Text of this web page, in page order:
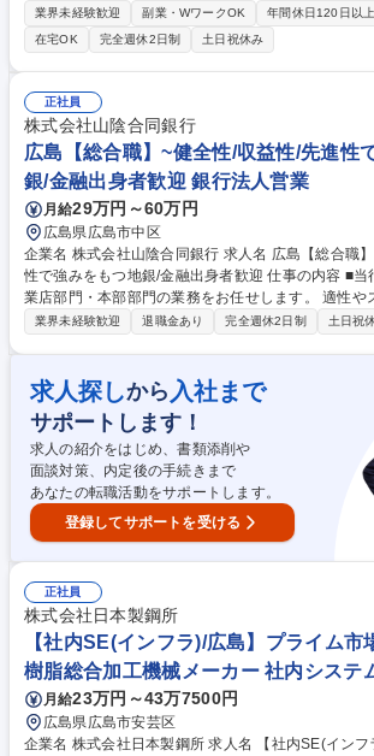
装置に使用する部品の調達業務をお任せします。広
国で利用されている車両に関わる業務です。 ■営業が受注した車両やブレ
ーキ装置の製造の必要な材料や部品をあらゆる資材
取りをしながら調達します。 【業務内容】■部品発
との連絡調整 ■既存サプライヤーへの発注量管理と
力調査・評価 ■試作品・初品発注取りまとめ ■転注対
サプライチェーン改善 ★製品の物流業務にも携わる
集職種 【広島/鉄道車両・ブレーキ部品の調達業務】
在宅勤務可
業界未経験歓迎 副業・WワークOK 年間休日120日以上
在宅OK
完全週休2日制 土日祝休み
正社員
株式会社山陰合同銀行
広島【総合職】~健全性/収益性/先進性
銀/金融出身者歓迎 銀行法人営業
月給29万円～60万円
広島県広島市中区
企業名 株式会社山陰合同銀行 求人名 広島【総合職】～健全性/収益性/先進
性で強みをもつ地銀/金融出身者歓迎 仕事の内容 ■当行の総合職として営
業店部門・本部部門の業務をお任せします。 適性やスキルに応じて最適な
ポジションをご用意いたします。 配属可能性がある部署は以下の通りとな
コンサルティング業務（M＆A、事業承継他） 国際業務、マーケット業務
等 ※将来的に当行の中核となっていきたいと考えております
島【総合職】～健全性/収益性/先進性で強みをもつ地
業界未経験歓迎 退職金あり 完全週休2日制 土日祝
求人探しから 入社まで
サポートします！
求人の紹介をはじめ、書類添削や
面談対策、内定後の手続きまで
あなたの転職活動をサポートします。
登録してサポートを受ける
正社員
株式会社日本製鋼所
【社内SE(インフラ)/広島】プライム市
樹脂総合加工機械メーカー 社内システ
月給23万円～43万7500円
広島県広島市安芸区
企業名 株式会社日本製鋼所 求人名 【社内SE(インフラ)/広島】プライム市